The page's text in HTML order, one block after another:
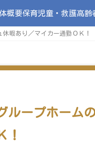
概要保育児童・救護高齢
暇あり／マイカー通勤ＯＫ！
ループホーム
！